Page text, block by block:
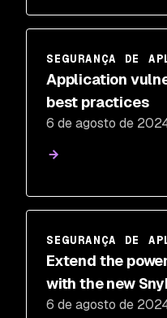
SEGURANÇA DE
Application
best practices
6 de agosto de
SEGURANÇA DE
Extend the
with the new
integration
6 de agosto de